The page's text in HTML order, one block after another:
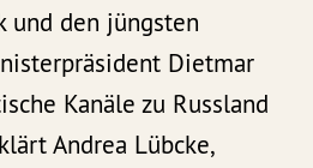
und den jüngsten
Dietmar
Kanäle zu Russland
Andrea Lübcke,